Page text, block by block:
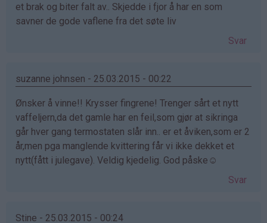
et brak og biter falt av.. Skjedde i fjor å har en som
savner de gode vaflene fra det søte liv
Svar
suzanne johnsen - 25.03.2015 - 00:22
Ønsker å vinne!! Krysser fingrene! Trenger sårt et nytt
vaffeljern,da det gamle har en feil,som gjør at sikringa
går hver gang termostaten slår inn.. er et åviken,som er 2
år,men pga manglende kvittering får vi ikke dekket et
nytt(fått i julegave). Veldig kjedelig. God påske☺
Svar
Stine - 25.03.2015 - 00:24